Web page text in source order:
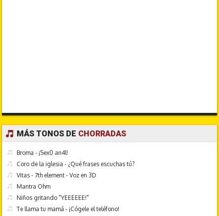
MÁS TONOS DE CHORRADAS
Broma - ¡Sex0 an4l!
Coro de la iglesia - ¿Qué frases escuchas tú?
Vitas - 7th element - Voz en 3D
Mantra Ohm
Niños gritando "YEEEEEE!"
Te llama tu mamá - ¡Cógele el teléfono!